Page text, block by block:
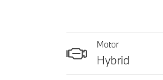
Motor
Hybrid